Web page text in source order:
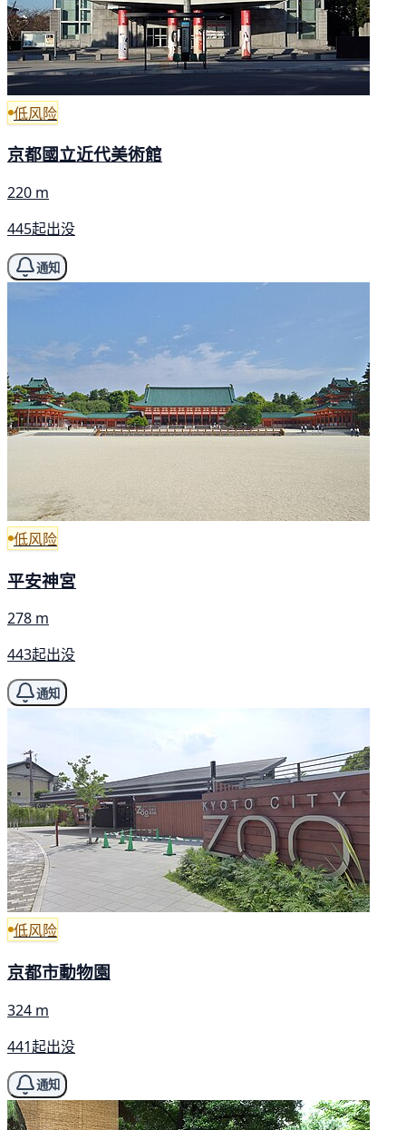
低风险
京都國立近代美術館
220 m
445起出没
通知
低风险
平安神宮
278 m
443起出没
通知
低风险
京都市動物園
324 m
441起出没
通知